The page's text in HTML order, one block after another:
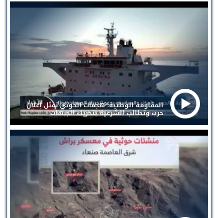
المقاومة الوطنية: هجمات الحوثي تمثل إعلان
حرب وتطالب الشرعية بتحريك الجبهات